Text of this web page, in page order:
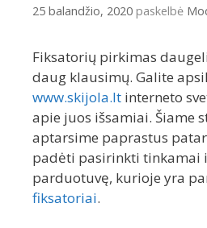
25 balandžio, 2020 paskelbė
Fiksatorių pirkimas
daug klausimų. Galite
www.skijola.lt interneto
apie juos išsamiai. Šiame
aptarsime paprastus
padėti pasirinkti tinkamai
parduotuvę, kurioje yra
fiksatoriai.